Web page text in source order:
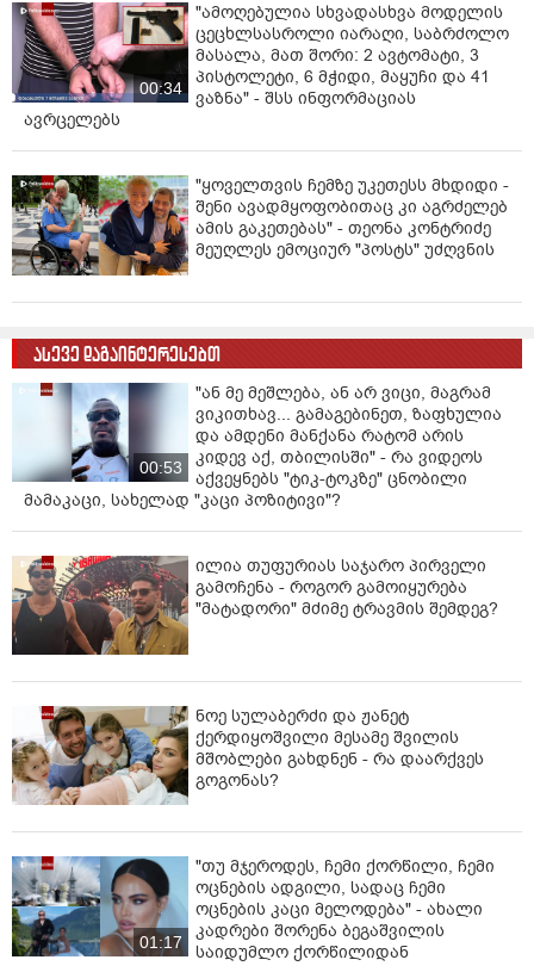
00:34
"ამოღებულია სხვადასხვა მოდელის
ცეცხლსასროლი იარაღი, საბრძოლო
მასალა, მათ შორი: 2 ავტომატი, 3
პისტოლეტი, 6 მჭიდი, მაყუჩი და 41
ვაზნა" - შსს ინფორმაციას
ავრცელებს
"ყოველთვის ჩემზე უკეთესს მხდიდი -
შენი ავადმყოფობითაც კი აგრძელებ
ამის გაკეთებას" - თეონა კონტრიძე
მეუღლეს ემოციურ "პოსტს" უძღვნის
ასევე დაგაინტერესებთ
00:53
"ან მე მეშლება, ან არ ვიცი, მაგრამ
ვიკითხავ... გამაგებინეთ, ზაფხულია
და ამდენი მანქანა რატომ არის
კიდევ აქ, თბილისში" - რა ვიდეოს
აქვეყნებს "ტიკ-ტოკზე" ცნობილი
მამაკაცი, სახელად "კაცი პოზიტივი"?
ილია თუფურიას საჯარო პირველი
გამოჩენა - როგორ გამოიყურება
"მატადორი" მძიმე ტრავმის შემდეგ?
ნოე სულაბერძი და ჟანეტ
ქერდიყოშვილი მესამე შვილის
მშობლები გახდნენ - რა დაარქვეს
გოგონას?
01:17
"თუ მჯეროდეს, ჩემი ქორწილი, ჩემი
ოცნების ადგილი, სადაც ჩემი
ოცნების კაცი მელოდება" - ახალი
კადრები შორენა ბეგაშვილის
საიდუმლო ქორწილიდან